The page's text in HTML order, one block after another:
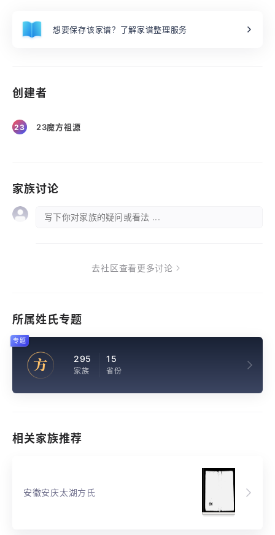
想要保存该家谱？了解家谱整理服务
创建者
23 23魔方祖源
家族讨论
写下你对家族的疑问或看法 ...
去社区查看更多讨论
所属姓氏专题
方 295
家族
15
省份
专题
相关家族推荐
安徽安庆太湖方氏